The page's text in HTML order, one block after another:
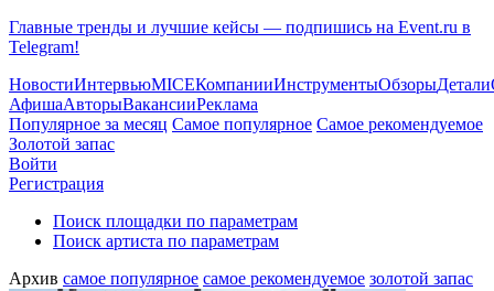
Главные тренды и лучшие кейсы — подпишись на Event.ru в
Telegram!
НовостиИнтервьюMICEКомпанииИнструментыОбзорыДетали
АфишаАвторыВакансииРеклама
Популярное за месяц Самое популярное Самое рекомендуемое
Золотой запас
Войти
Регистрация
Поиск площадки по параметрам
Поиск артиста по параметрам
Архив самое популярное самое рекомендуемое золотой запас